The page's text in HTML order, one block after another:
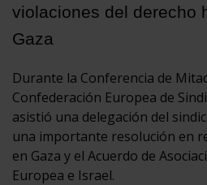
violaciones del derecho
Gaza
Durante la Conferencia de
Confederación Europea de
asistió una delegación del
una importante resolución en
en Gaza y el Acuerdo de
Europea e Israel.